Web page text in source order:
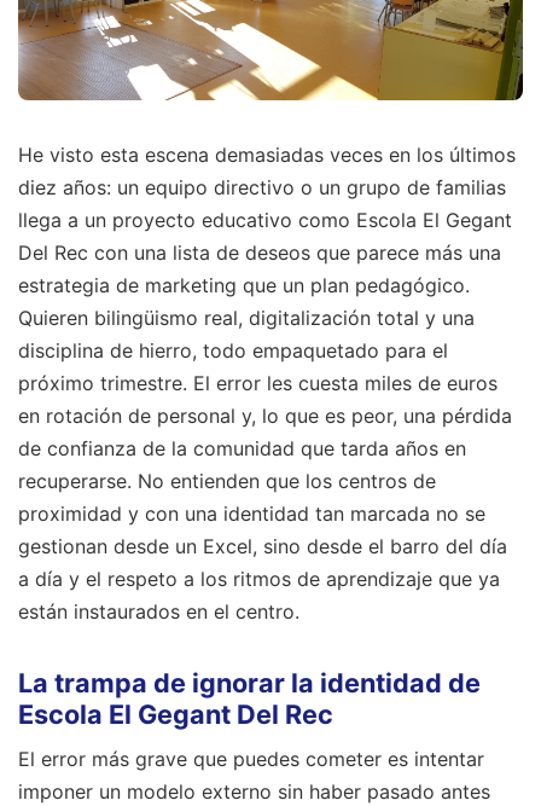
He visto esta escena demasiadas veces en los últimos
diez años: un equipo directivo o un grupo de familias
llega a un proyecto educativo como Escola El Gegant
Del Rec con una lista de deseos que parece más una
estrategia de marketing que un plan pedagógico.
Quieren bilingüismo real, digitalización total y una
disciplina de hierro, todo empaquetado para el
próximo trimestre. El error les cuesta miles de euros
en rotación de personal y, lo que es peor, una pérdida
de confianza de la comunidad que tarda años en
recuperarse. No entienden que los centros de
proximidad y con una identidad tan marcada no se
gestionan desde un Excel, sino desde el barro del día
a día y el respeto a los ritmos de aprendizaje que ya
están instaurados en el centro.
La trampa de ignorar la identidad de
Escola El Gegant Del Rec
El error más grave que puedes cometer es intentar
imponer un modelo externo sin haber pasado antes